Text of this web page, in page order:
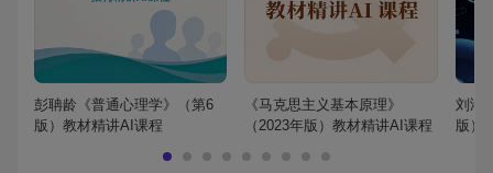
彭聃龄《普通心理学》（第6
版）教材精讲AI课程
《马克思主义基本原理》
（2023年版）教材精讲AI课程
刘鸿
版）